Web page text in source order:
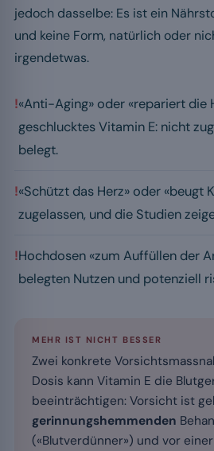
jedoch dasselbe: Es ist ein
und keine Form, natürlich oder
irgendetwas.
!«Anti-Aging» oder «repariert die
geschlucktes Vitamin E: nicht
belegt.
!«Schützt das Herz» oder «beugt
zugelassen, und die Studien
!Hochdosen «zum Auffüllen der
belegten Nutzen und potenziell
MEHR IST NICHT BESSER
Zwei konkrete
Dosis kann Vitamin E die
beeinträchtigen: Vorsicht ist
gerinnungshemmenden
(«Blutverdünner») und vor